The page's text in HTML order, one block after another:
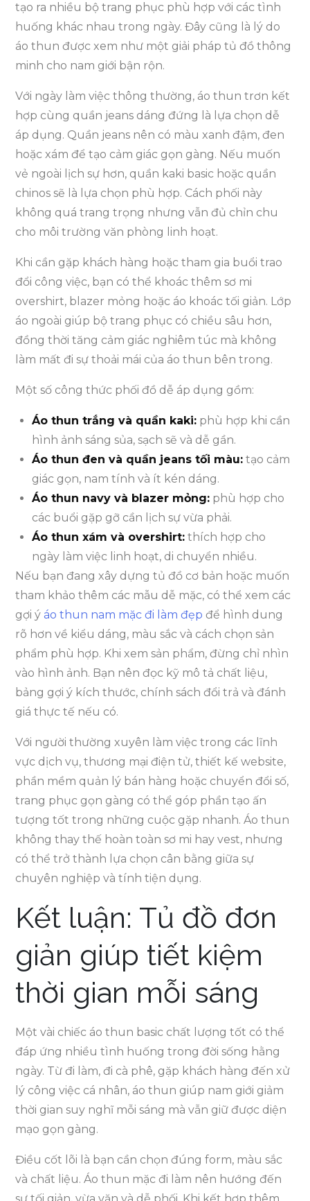
tạo ra nhiều bộ trang phục phù hợp với các tình
huống khác nhau trong ngày. Đây cũng là lý do
áo thun được xem như một giải pháp tủ đồ thông
minh cho nam giới bận rộn.
Với ngày làm việc thông thường, áo thun trơn kết
hợp cùng quần jeans dáng đứng là lựa chọn dễ
áp dụng. Quần jeans nên có màu xanh đậm, đen
hoặc xám để tạo cảm giác gọn gàng. Nếu muốn
vẻ ngoài lịch sự hơn, quần kaki basic hoặc quần
chinos sẽ là lựa chọn phù hợp. Cách phối này
không quá trang trọng nhưng vẫn đủ chỉn chu
cho môi trường văn phòng linh hoạt.
Khi cần gặp khách hàng hoặc tham gia buổi trao
đổi công việc, bạn có thể khoác thêm sơ mi
overshirt, blazer mỏng hoặc áo khoác tối giản. Lớp
áo ngoài giúp bộ trang phục có chiều sâu hơn,
đồng thời tăng cảm giác nghiêm túc mà không
làm mất đi sự thoải mái của áo thun bên trong.
Một số công thức phối đồ dễ áp dụng gồm:
Áo thun trắng và quần kaki: phù hợp khi cần
hình ảnh sáng sủa, sạch sẽ và dễ gần.
Áo thun đen và quần jeans tối màu: tạo cảm
giác gọn, nam tính và ít kén dáng.
Áo thun navy và blazer mỏng: phù hợp cho
các buổi gặp gỡ cần lịch sự vừa phải.
Áo thun xám và overshirt: thích hợp cho
ngày làm việc linh hoạt, di chuyển nhiều.
Nếu bạn đang xây dựng tủ đồ cơ bản hoặc muốn
tham khảo thêm các mẫu dễ mặc, có thể xem các
gợi ýáo thun nam mặc đi làm đẹp để hình dung
rõ hơn về kiểu dáng, màu sắc và cách chọn sản
phẩm phù hợp. Khi xem sản phẩm, đừng chỉ nhìn
vào hình ảnh. Bạn nên đọc kỹ mô tả chất liệu,
bảng gợi ý kích thước, chính sách đổi trả và đánh
giá thực tế nếu có.
Với người thường xuyên làm việc trong các lĩnh
vực dịch vụ, thương mại điện tử, thiết kế website,
phần mềm quản lý bán hàng hoặc chuyển đổi số,
trang phục gọn gàng có thể góp phần tạo ấn
tượng tốt trong những cuộc gặp nhanh. Áo thun
không thay thế hoàn toàn sơ mi hay vest, nhưng
có thể trở thành lựa chọn cân bằng giữa sự
chuyên nghiệp và tính tiện dụng.
Kết luận: Tủ đồ đơn
giản giúp tiết kiệm
thời gian mỗi sáng
Một vài chiếc áo thun basic chất lượng tốt có thể
đáp ứng nhiều tình huống trong đời sống hằng
ngày. Từ đi làm, đi cà phê, gặp khách hàng đến xử
lý công việc cá nhân, áo thun giúp nam giới giảm
thời gian suy nghĩ mỗi sáng mà vẫn giữ được diện
mạo gọn gàng.
Điều cốt lõi là bạn cần chọn đúng form, màu sắc
và chất liệu. Áo thun mặc đi làm nên hướng đến